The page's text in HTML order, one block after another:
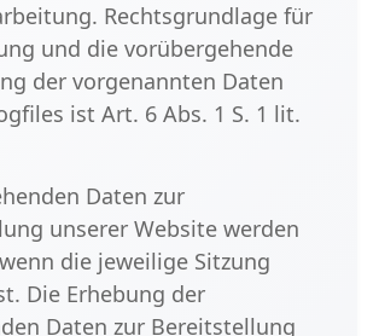
Rechtsgrundlage für
und die vorübergehende
der vorgenannten Daten
ist Art. 6 Abs. 1 S. 1 lit.
Daten zur
unserer Website werden
die jeweilige Sitzung
Die Erhebung der
Daten zur Bereitstellung